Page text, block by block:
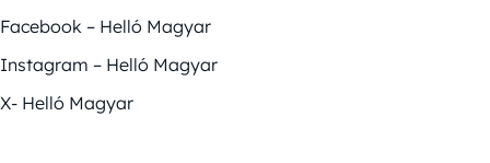
Facebook – Helló Magyar
Instagram – Helló Magyar
X- Helló Magyar